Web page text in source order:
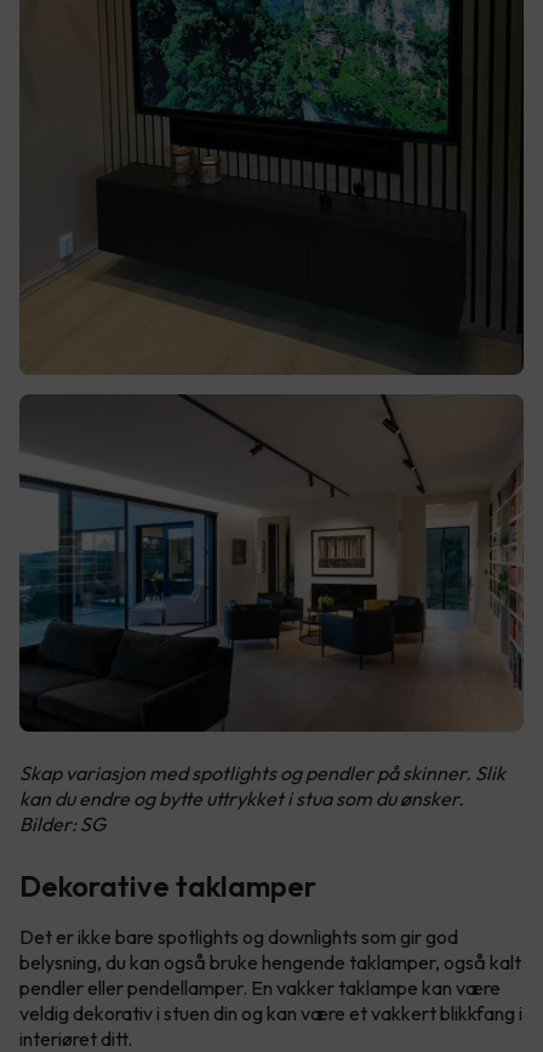
Skap variasjon med spotlights og pendler på skinner. Slik
kan du endre og bytte uttrykket i stua som du ønsker.
Bilder: SG
Dekorative taklamper
Det er ikke bare spotlights og downlights som gir god
belysning, du kan også bruke hengende taklamper, også kalt
pendler eller pendellamper. En vakker taklampe kan være
veldig dekorativ i stuen din og kan være et vakkert blikkfang i
interiøret ditt.